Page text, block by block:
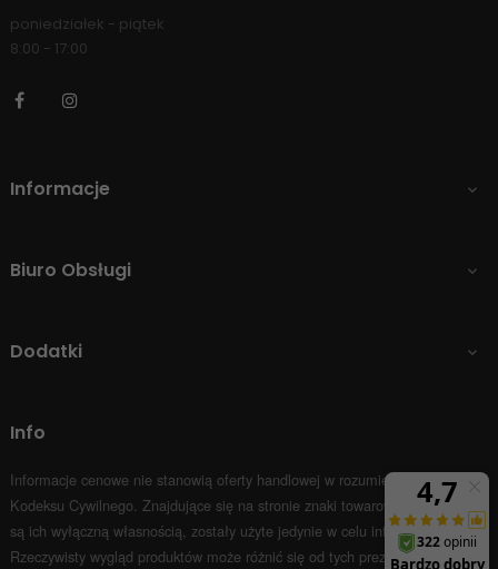
poniedziałek - piątek
8:00 - 17:00
Facebook
Informacje 
Biuro Obsługi 
Dodatki 
Info
Informacje cenowe nie stanowią oferty handlowej w rozumieniu Art.66 par.1
Kodeksu Cywilnego. Znajdujące się na stronie znaki towarowe i nazwy firm
są ich wyłączną własnością, zostały użyte jedynie w celu informacyjnym.
Rzeczywisty wygląd produktów może różnić się od tych prezentowanych na